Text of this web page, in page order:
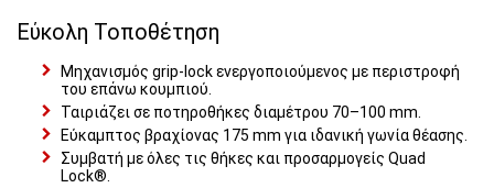
Εύκολη Τοποθέτηση
Μηχανισμός grip-lock ενεργοποιούμενος με περιστροφή
του επάνω κουμπιού.
Ταιριάζει σε ποτηροθήκες διαμέτρου 70–100 mm.
Εύκαμπτος βραχίονας 175 mm για ιδανική γωνία θέασης.
Συμβατή με όλες τις θήκες και προσαρμογείς Quad
Lock®.